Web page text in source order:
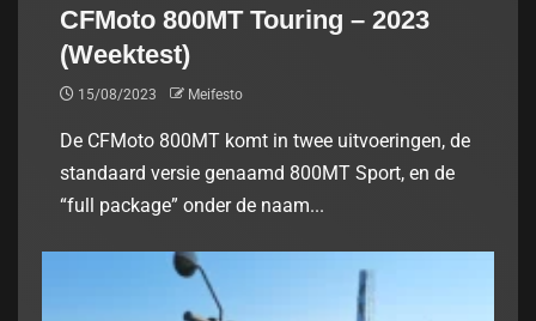
CFMoto 800MT Touring – 2023
(Weektest)
15/08/2023 Meifesto
De CFMoto 800MT komt in twee uitvoeringen, de
standaard versie genaamd 800MT Sport, en de
“full package” onder de naam...